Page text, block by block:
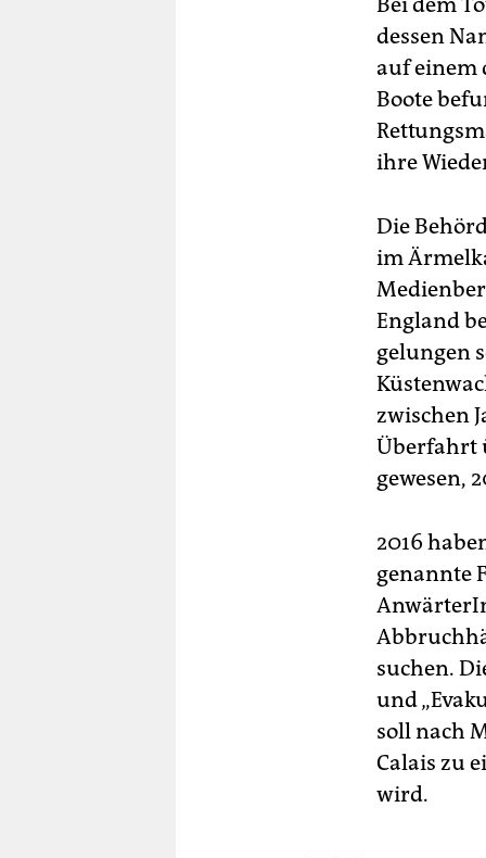
dessen
auf einem
Boote
ihre
Die
im
England
gelungen
zwischen
Überfahrt
gewesen,
2016
genannte
suchen.
und
soll nach
Calais zu
wird.